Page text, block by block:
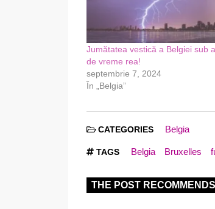
Jumătatea vestică a Belgiei sub
de vreme rea!
septembrie 7, 2024
În „Belgia”
CATEGORIES Belgia
TAGS Belgia Bruxelles
THE POST RECOMMENDS